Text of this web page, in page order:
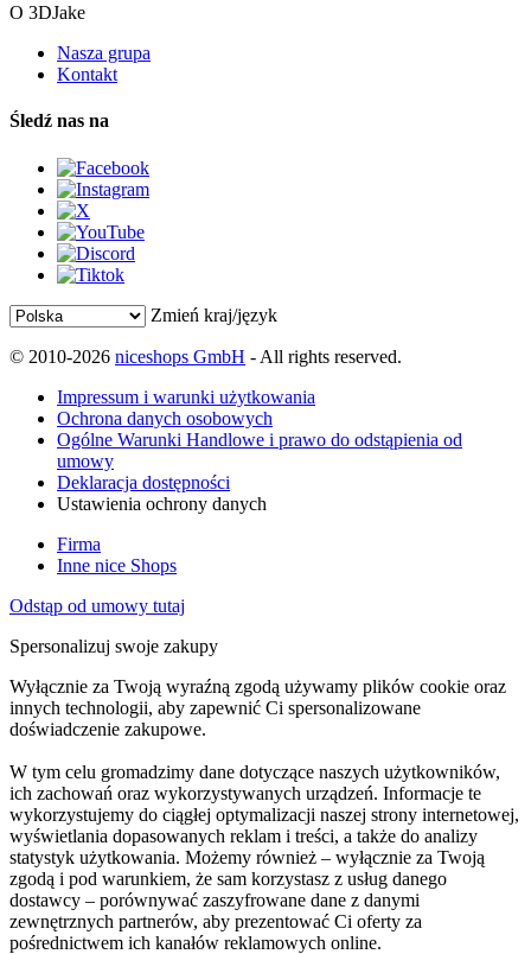
O 3DJake
Nasza grupa
Kontakt
Śledź nas na
Zmień kraj/język
© 2010-2026 niceshops GmbH - All rights reserved.
Impressum i warunki użytkowania
Ochrona danych osobowych
Ogólne Warunki Handlowe i prawo do odstąpienia od
umowy
Deklaracja dostępności
Ustawienia ochrony danych
Firma
Inne nice Shops
Odstąp od umowy tutaj
Spersonalizuj swoje zakupy
Wyłącznie za Twoją wyraźną zgodą używamy plików cookie oraz
innych technologii, aby zapewnić Ci spersonalizowane
doświadczenie zakupowe.
W tym celu gromadzimy dane dotyczące naszych użytkowników,
ich zachowań oraz wykorzystywanych urządzeń. Informacje te
wykorzystujemy do ciągłej optymalizacji naszej strony internetowej,
wyświetlania dopasowanych reklam i treści, a także do analizy
statystyk użytkowania. Możemy również – wyłącznie za Twoją
zgodą i pod warunkiem, że sam korzystasz z usług danego
dostawcy – porównywać zaszyfrowane dane z danymi
zewnętrznych partnerów, aby prezentować Ci oferty za
pośrednictwem ich kanałów reklamowych online.